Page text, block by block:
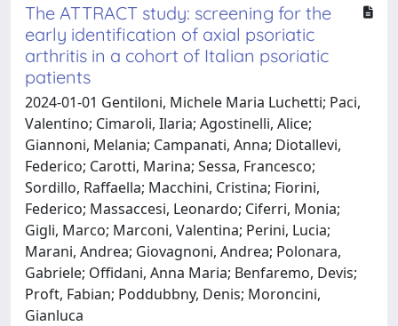
The ATTRACT study: screening for the
early identification of axial psoriatic
arthritis in a cohort of Italian psoriatic
patients
2024-01-01 Gentiloni, Michele Maria Luchetti; Paci,
Valentino; Cimaroli, Ilaria; Agostinelli, Alice;
Giannoni, Melania; Campanati, Anna; Diotallevi,
Federico; Carotti, Marina; Sessa, Francesco;
Sordillo, Raffaella; Macchini, Cristina; Fiorini,
Federico; Massaccesi, Leonardo; Ciferri, Monia;
Gigli, Marco; Marconi, Valentina; Perini, Lucia;
Marani, Andrea; Giovagnoni, Andrea; Polonara,
Gabriele; Offidani, Anna Maria; Benfaremo, Devis;
Proft, Fabian; Poddubbny, Denis; Moroncini,
Gianluca